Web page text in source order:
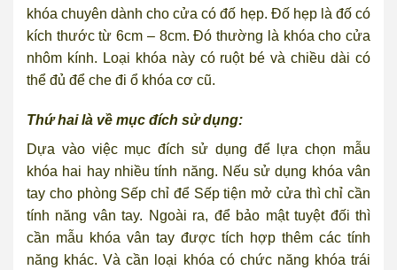
khóa chuyên dành cho cửa có đố hẹp. Đố hẹp là đố có
kích thước từ 6cm – 8cm. Đó thường là khóa cho cửa
nhôm kính. Loại khóa này có ruột bé và chiều dài có
thể đủ để che đi ổ khóa cơ cũ.
Thứ hai là về mục đích sử dụng:
Dựa vào việc mục đích sử dụng để lựa chọn mẫu
khóa hai hay nhiều tính năng. Nếu sử dụng khóa vân
tay cho phòng Sếp chỉ để Sếp tiện mở cửa thì chỉ cần
tính năng vân tay. Ngoài ra, để bảo mật tuyệt đối thì
cần mẫu khóa vân tay được tích hợp thêm các tính
năng khác. Và cần loại khóa có chức năng khóa trái